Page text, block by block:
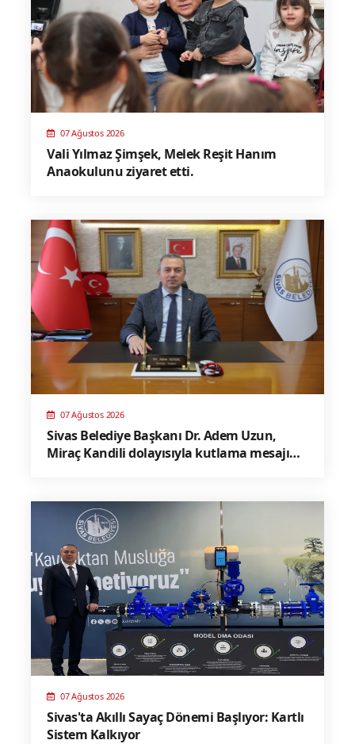
07 Ağustos 2026
Vali Yılmaz Şimşek, Melek Reşit Hanım
Anaokulunu ziyaret etti.
07 Ağustos 2026
Sivas Belediye Başkanı Dr. Adem Uzun,
Miraç Kandili dolayısıyla kutlama mesajı
07 Ağustos 2026
Sivas'ta Akıllı Sayaç Dönemi Başlıyor: Kartlı
Sistem Kalkıyor